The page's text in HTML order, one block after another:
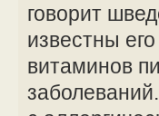
говорит
известны
витаминов